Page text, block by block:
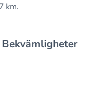
km.
Bekvämligheter